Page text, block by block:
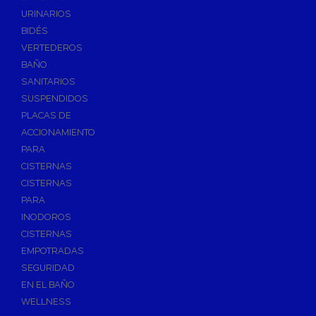
Válvulas de Esfera
Válvulas de Escuadra y Lavadora
Válvulas Reductoras de Presión
Válvulas de Retención
Electroválvulas
Válvulas de Compuerta
Válvulas de Contadores
Llaves de Paso
Accesorios de Valvulería
Calderines
Herramientas y Vestuario
Adhesivos Instantaneos
Selladores y Masillas
URINARIOS
BIDÉS
VERTEDEROS
BAÑO
SANITARIOS
SUSPENDIDOS
PLACAS DE
ACCIONAMIENTO
PARA
CISTERNAS
CISTERNAS
PARA
INODOROS
CISTERNAS
EMPOTRADAS
SEGURIDAD
EN EL BAÑO
WELLNESS